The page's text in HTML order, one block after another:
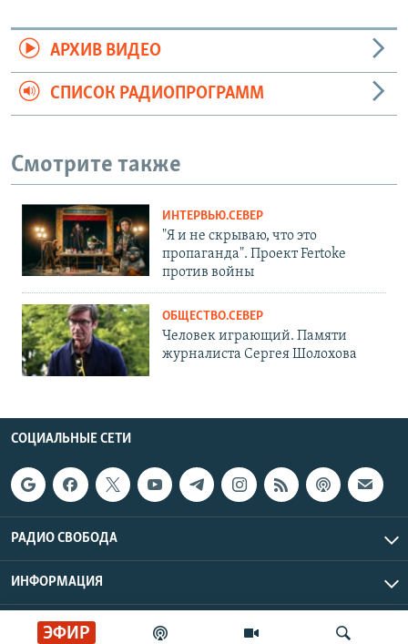
ЭФИР
АРХИВ ВИДЕО
СПИСОК РАДИОПРОГРАММ
Смотрите также
ИНТЕРВЬЮ.СЕВЕР
"Я и не скрываю, что это
пропаганда". Проект Fertoke
против войны
ОБЩЕСТВО.СЕВЕР
Человек играющий. Памяти
журналиста Сергея Шолохова
СОЦИАЛЬНЫЕ СЕТИ
РАДИО СВОБОДА
ИНФОРМАЦИЯ
Радио Свобода © 2026 RFE/RL, Inc. | Все права защищены.